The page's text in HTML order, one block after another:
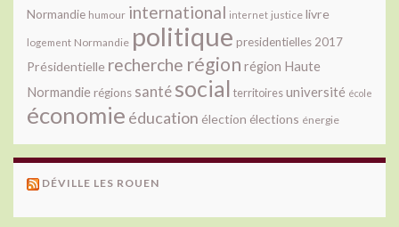
Normandie humour international internet justice livre
logement Normandie politique presidentielles 2017
Présidentielle recherche région région Haute
Normandie régions santésocial territoiresuniversité école
économie éducation élection élections énergie
DÉVILLE LES ROUEN